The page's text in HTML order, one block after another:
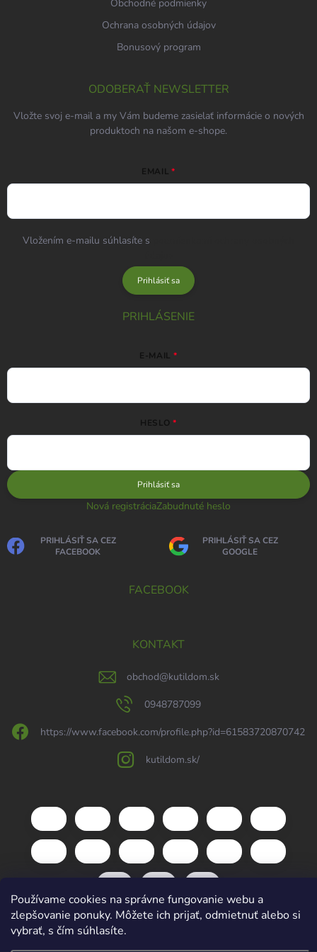
Používame cookies na správne fungovanie webu a
zlepšovanie ponuky. Môžete ich prijať, odmietnuť alebo si
vybrať, s čím súhlasíte.
Obchodné podmienky
Ochrana osobných údajov
Bonusový program
ODOBERAŤ NEWSLETTER
Vložte svoj e-mail a my Vám budeme zasielať informácie o nových
produktoch na našom e-shope.
EMAIL
Vložením e-mailu súhlasíte s
Prihlásiť sa
PRIHLÁSENIE
E-MAIL
HESLO
Prihlásiť sa
Nová registráciaZabudnuté heslo
PRIHLÁSIŤ SA CEZ
FACEBOOK
PRIHLÁSIŤ SA CEZ
GOOGLE
FACEBOOK
KONTAKT
obchod@kutildom.sk
0948787099
https://www.facebook.com/profile.php?id=61583720870742
kutildom.sk/
Copyright 2026kutildom.sk